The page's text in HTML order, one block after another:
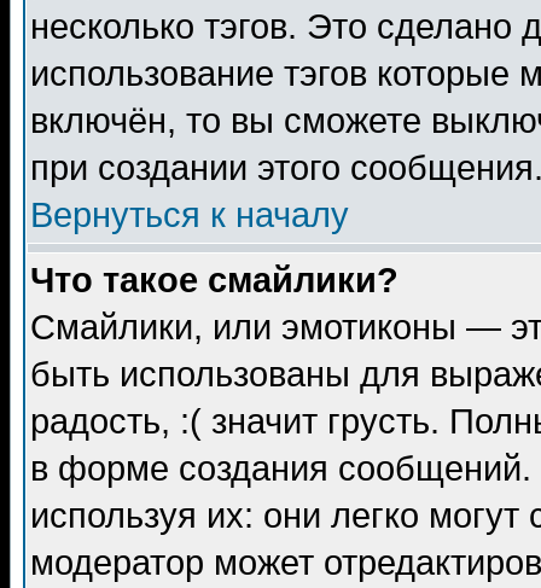
несколько тэгов. Это сделано
использование тэгов
включён, то вы сможете
при создании этого
Вернуться к началу
Что такое смайлики?
Смайлики, или эмотиконы —
быть использованы для
радость, :( значит грусть.
в форме создания сообщений.
используя их: они легко
модератор может